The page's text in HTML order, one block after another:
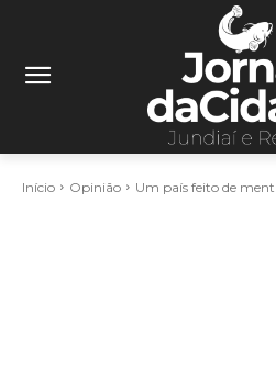
Início Opinião Um país feito de